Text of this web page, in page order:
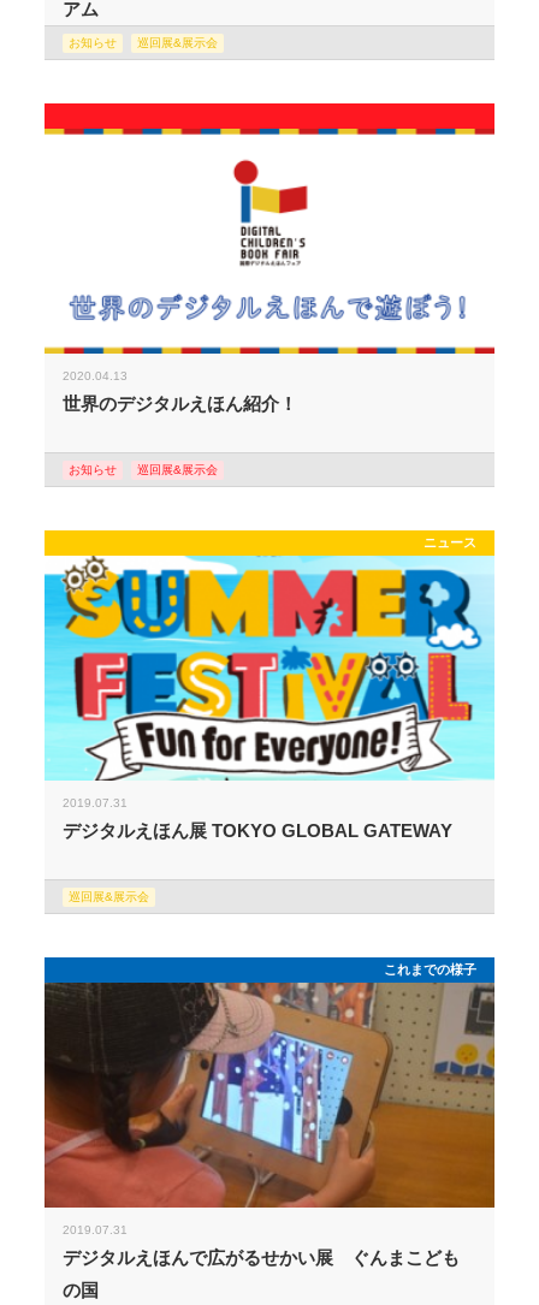
アム
お知らせ 巡回展&展示会
2020.04.13
世界のデジタルえほん紹介！
お知らせ 巡回展&展示会
ニュース
2019.07.31
デジタルえほん展 TOKYO GLOBAL GATEWAY
巡回展&展示会
これまでの様子
2019.07.31
デジタルえほんで広がるせかい展 ぐんまこども
の国